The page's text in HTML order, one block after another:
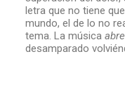
letra que no tiene
mundo, el de lo no
tema. La música abre
desamparado